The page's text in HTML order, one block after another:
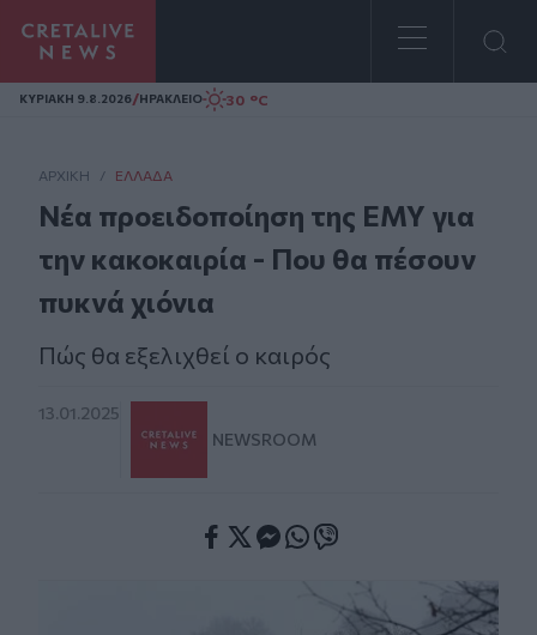
Homepage
ΚΥΡΙΑΚΗ 9.8.2026/ΗΡΑΚΛΕΙΟ 30 °C
ΑΡΧΙΚΗ / ΕΛΛΆΔΑ
Nέα προειδοποίηση της ΕΜΥ για
την κακοκαιρία - Που θα πέσουν
πυκνά χιόνια
Πώς θα εξελιχθεί ο καιρός
13.01.2025
NEWSROOM